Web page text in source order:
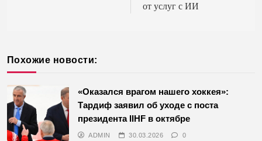
от услуг с ИИ
Похожие новости:
«Оказался врагом нашего хоккея»:
Тардиф заявил об уходе с поста
президента IIHF в октябре
ADMIN 30.03.2026 0